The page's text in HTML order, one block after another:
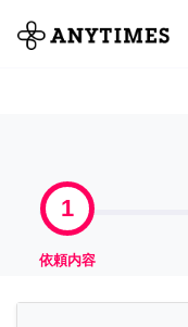
全て
1
依頼内容